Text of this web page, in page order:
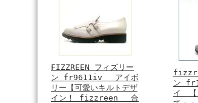
FIZZREEN フィズリー
ン fr9611iv アイボ
リー【可愛いキルトデザ
イン！ fizzreen 合
ン
イ 【